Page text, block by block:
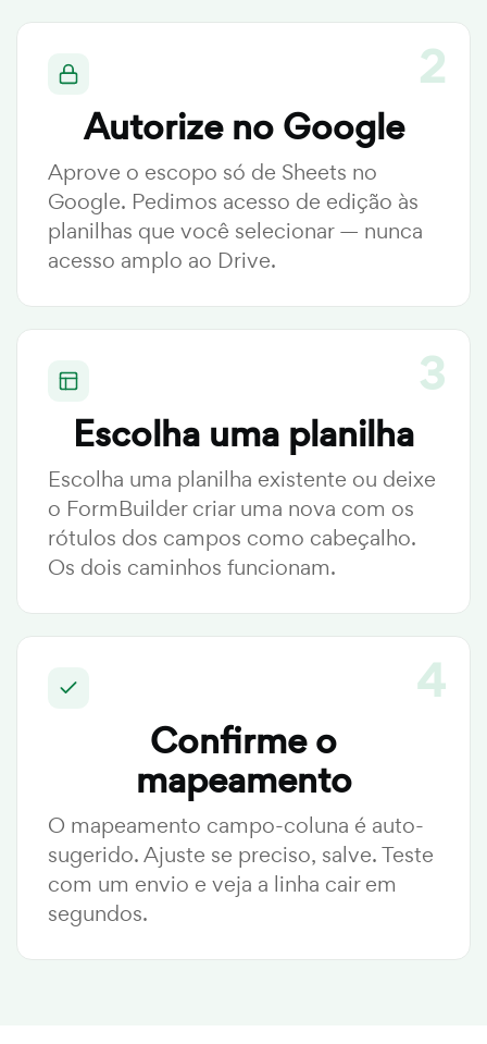
Autorize no Google
Aprove o escopo só de Sheets no
Google. Pedimos acesso de edição às
planilhas que você selecionar — nunca
acesso amplo ao Drive.
Escolha uma planilha
Escolha uma planilha existente ou deixe
o FormBuilder criar uma nova com os
rótulos dos campos como cabeçalho.
Os dois caminhos funcionam.
Confirme o
mapeamento
O mapeamento campo-coluna é auto-
sugerido. Ajuste se preciso, salve. Teste
com um envio e veja a linha cair em
segundos.